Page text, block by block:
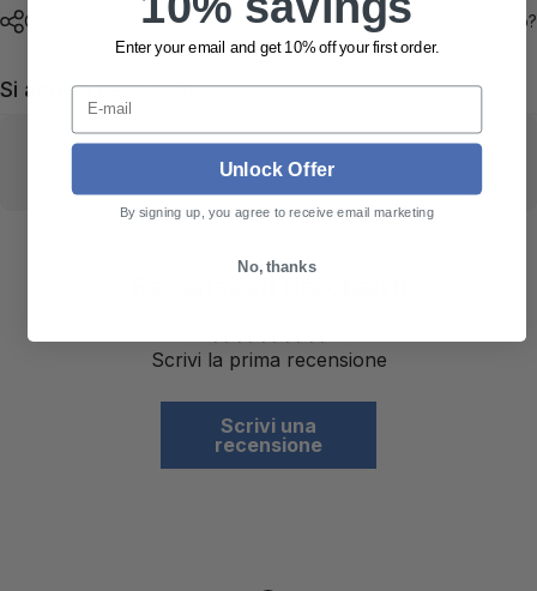
Condividi Hai bisogno di aiuto?
Si abbina bene con
Recensioni dei clienti
Scrivi la prima recensione
Scrivi una
recensione
Enter your email and get 10% off your first order.
E-mail
Unlock Offer
By signing up, you agree to receive email marketing
No, thanks